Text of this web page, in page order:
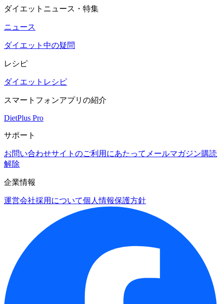
ダイエットニュース・特集
ニュース
ダイエット中の疑問
レシピ
ダイエットレシピ
スマートフォンアプリの紹介
DietPlus Pro
サポート
お問い合わせサイトのご利用にあたって メールマガジン購読
解除
企業情報
運営会社採用について個人情報保護方針